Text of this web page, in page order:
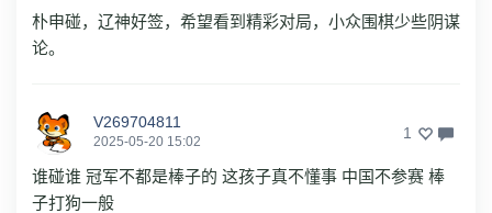
朴申碰，辽神好签，希望看到精彩对局，小众围棋少些阴谋
论。
V269704811
2025-05-20 15:02 1
谁碰谁 冠军不都是棒子的 这孩子真不懂事 中国不参赛 棒
子打狗一般